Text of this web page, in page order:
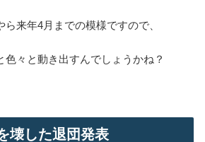
来年4月までの模様ですので、
色々と動き出すんでしょうかね？
壊した退団発表